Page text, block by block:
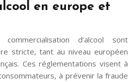
en europe et
d’alcool sont
stricte, tant au niveau européen
Ces réglementations visent à
à prévenir la fraude